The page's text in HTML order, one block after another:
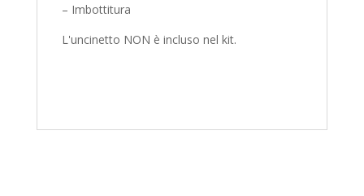
– Imbottitura
L'uncinetto NON è incluso nel kit.